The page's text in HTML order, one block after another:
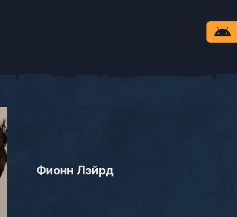
Фионн Лэйрд